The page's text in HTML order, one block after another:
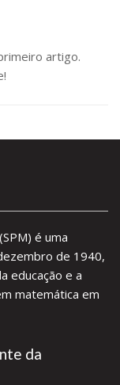
artigo.
é uma
de 1940,
educação e a
matemática em
da